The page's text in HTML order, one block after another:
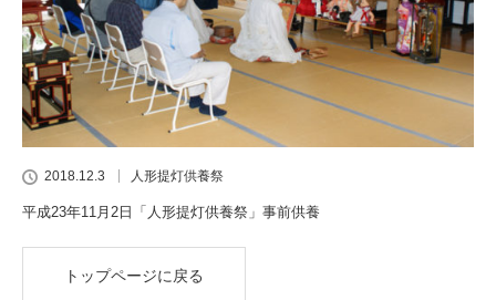
2018.12.3 人形提灯供養祭
平成23年11月2日「人形提灯供養祭」事前供養
トップページに戻る